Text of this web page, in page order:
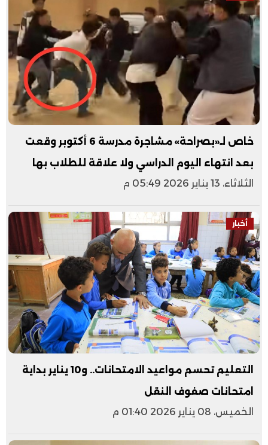
خاص لـ«بصراحة» مشاجرة مدرسة 6 أكتوبر وقعت
بعد انتهاء اليوم الدراسي ولا علاقة للطلاب بها
الثلاثاء، 13 يناير 2026 05:49 م
أخبار
التعليم تحسم مواعيد الامتحانات.. و10 يناير بداية
امتحانات صفوف النقل
الخميس، 08 يناير 2026 01:40 م